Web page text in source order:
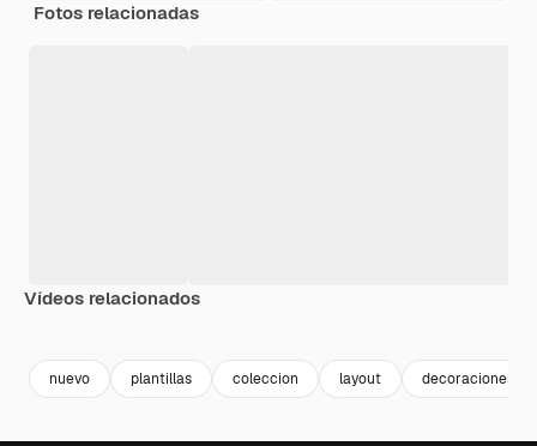
Fotos relacionadas
Vídeos relacionados
nuevo plantillas coleccion layout decoraciones